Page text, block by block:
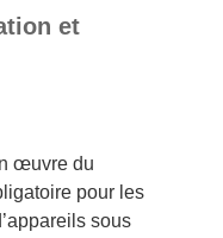
et
œuvre du
pour les
sous